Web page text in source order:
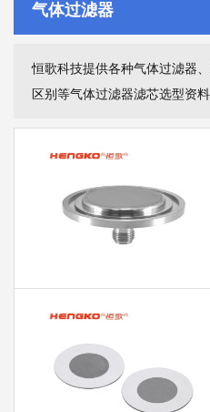
气体过滤器
恒歌科技提供各种气体过滤器
区别等气体过滤器滤芯选型资料